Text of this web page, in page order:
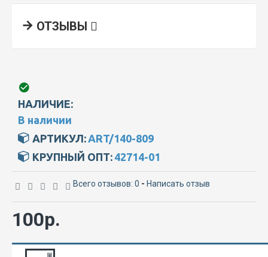
ОТЗЫВЫ
НАЛИЧИЕ:
В наличии
АРТИКУЛ: ART/140-809
КРУПНЫЙ ОПТ: 42714-01
Всего отзывов: 0 - Написать отзыв
100р.